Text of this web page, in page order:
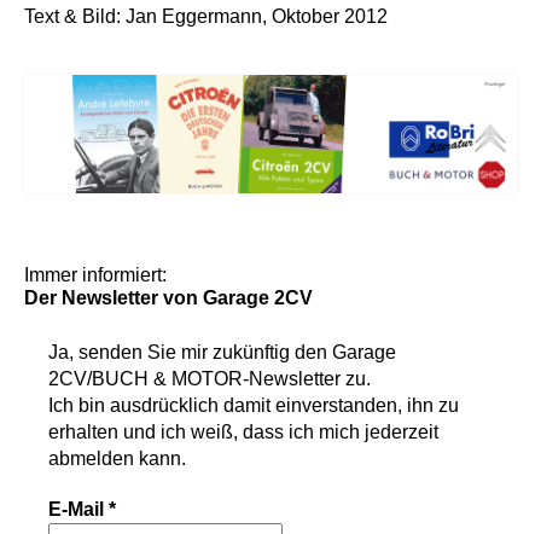
Text & Bild: Jan Eggermann, Oktober 2012
Immer informiert:
Der Newsletter von Garage 2CV
Ja, senden Sie mir zukünftig den Garage
2CV/BUCH & MOTOR-Newsletter zu.
Ich bin ausdrücklich damit einverstanden, ihn zu
erhalten und ich weiß, dass ich mich jederzeit
abmelden kann.
E-Mail *